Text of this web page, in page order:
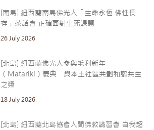
[南島] 紐西蘭南島佛光人「生命永恆 佛性長
存」茶話會 正確面對生死課題
26 July 2026
[北島] 紐西蘭佛光人參與毛利新年
（Matariki）慶典 與本土社區共劃和諧共生
之槳
18 July 2026
[北島] 紐西蘭北島協會人間佛教講習會 自我超